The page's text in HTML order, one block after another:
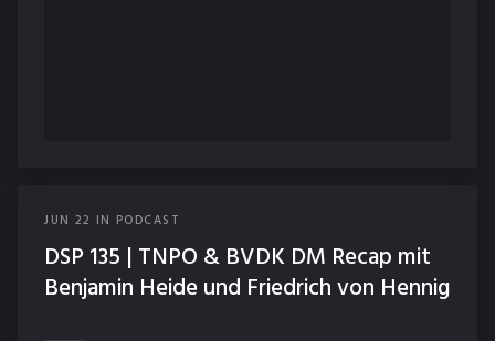
JUN 22 IN PODCAST
DSP 135 | TNPO & BVDK DM Recap mit
Benjamin Heide und Friedrich von Hennig